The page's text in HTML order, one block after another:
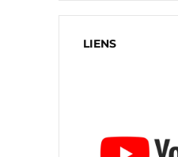
LIENS